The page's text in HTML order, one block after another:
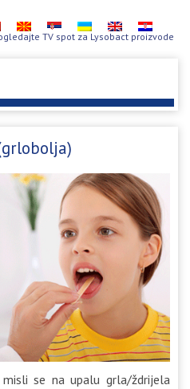
TV spot za Lysobact proizvode
se na upalu grla/ždrijela